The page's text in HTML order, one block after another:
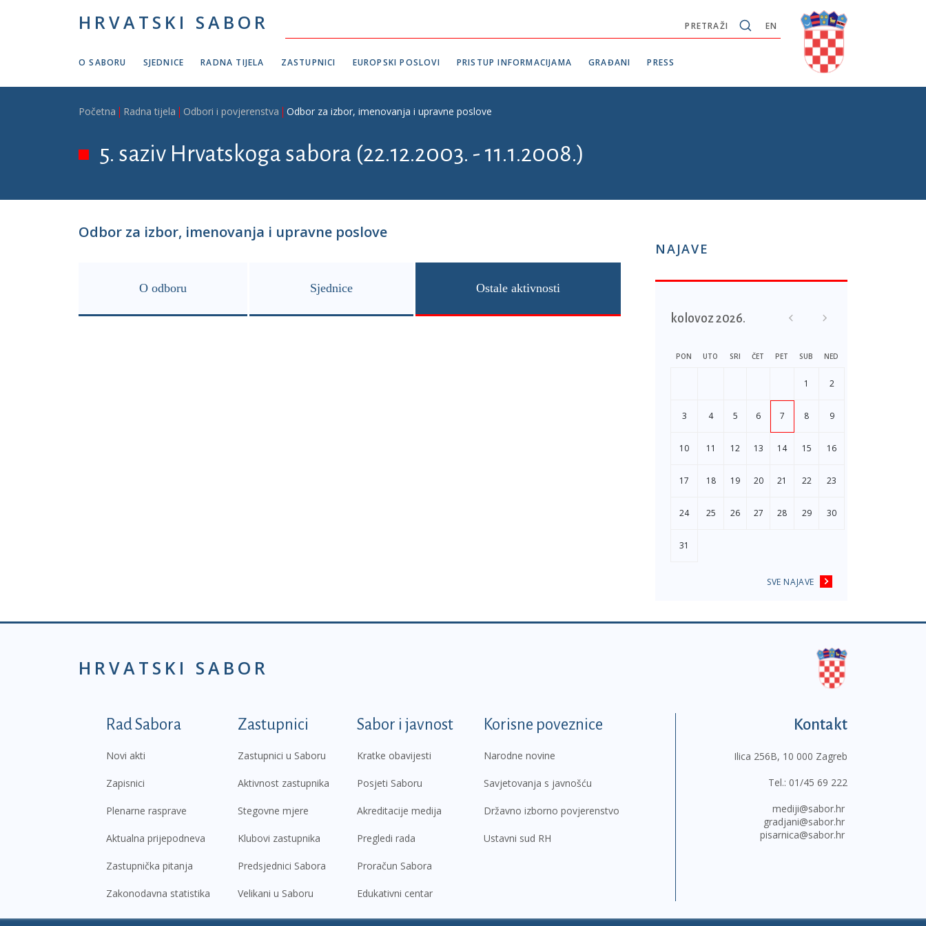
HRVATSKI SABOR EN
PRETRAŽI
O SABORU SJEDNICE RADNA TIJELA ZASTUPNICI EUROPSKI POSLOVI PRISTUP INFORMACIJAMA GRAĐANI PRESS
Breadcrumb
Početna Radna tijela Odbori i povjerenstva Odbor za izbor, imenovanja i upravne poslove
5. saziv Hrvatskoga sabora (22.12.2003. - 11.1.2008.)
Odbor za izbor, imenovanja i upravne poslove
O odboru Sjednice Ostale aktivnosti
NAJAVE
kolovoz 2026.
PON UTO SRI ČET PET SUB NED
1 2
3 4 5 6 7 8 9
10 11 12 13 14 15 16
17 18 19 20 21 22 23
24 25 26 27 28 29 30
31
SVE NAJAVE
HRVATSKI SABOR
Podnožje prvi izbornik
Rad Sabora
Novi akti
Zapisnici
Plenarne rasprave
Aktualna prijepodneva
Zastupnička pitanja
Zakonodavna statistika
Zastupnici
Zastupnici u Saboru
Aktivnost zastupnika
Stegovne mjere
Klubovi zastupnika
Predsjednici Sabora
Velikani u Saboru
Sabor i javnost
Kratke obavijesti
Posjeti Saboru
Akreditacije medija
Pregledi rada
Proračun Sabora
Edukativni centar
Korisne poveznice
Narodne novine
Savjetovanja s javnošću
Državno izborno povjerenstvo
Ustavni sud RH
Kontakt
Ilica 256B, 10 000 Zagreb
Tel.: 01/45 69 222
mediji@sabor.hr
gradjani@sabor.hr
pisarnica@sabor.hr